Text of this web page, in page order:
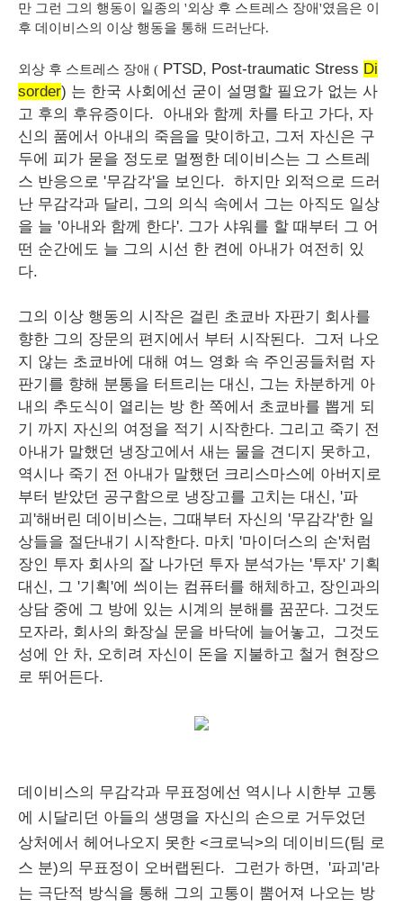
만 그런 그의 행동이 일종의 '외상 후 스트레스 장애'였음은 이
후 데이비스의 이상 행동을 통해 드러난다.
외상 후 스트레스 장애 ( PTSD, Post-traumatic Stress Di
sorder) 는 한국 사회에선 굳이 설명할 필요가 없는 사
고 후의 후유증이다. 아내와 함께 차를 타고 가다, 자
신의 품에서 아내의 죽음을 맞이하고, 그저 자신은 구
두에 피가 묻을 정도로 멀쩡한 데이비스는 그 스트레
스 반응으로 '무감각'을 보인다. 하지만 외적으로 드러
난 무감각과 달리, 그의 의식 속에서 그는 아직도 일상
을 늘 '아내와 함께 한다'. 그가 샤워를 할 때부터 그 어
떤 순간에도 늘 그의 시선 한 켠에 아내가 여전히 있
다.
그의 이상 행동의 시작은 걸린 초쿄바 자판기 회사를
향한 그의 장문의 편지에서 부터 시작된다. 그저 나오
지 않는 초쿄바에 대해 여느 영화 속 주인공들처럼 자
판기를 향해 분통을 터트리는 대신, 그는 차분하게 아
내의 추도식이 열리는 방 한 쪽에서 초쿄바를 뽑게 되
기 까지 자신의 여정을 적기 시작한다. 그리고 죽기 전
아내가 말했던 냉장고에서 새는 물을 견디지 못하고,
역시나 죽기 전 아내가 말했던 크리스마스에 아버지로
부터 받았던 공구함으로 냉장고를 고치는 대신, '파
괴'해버린 데이비스는, 그때부터 자신의 '무감각'한 일
상들을 절단내기 시작한다. 마치 '마이더스의 손'처럼
장인 투자 회사의 잘 나가던 투자 분석가는 '투자' 기획
대신, 그 '기획'에 씌이는 컴퓨터를 해체하고, 장인과의
상담 중에 그 방에 있는 시계의 분해를 꿈꾼다. 그것도
모자라, 회사의 화장실 문을 바닥에 늘어놓고, 그것도
성에 안 차, 오히려 자신이 돈을 지불하고 철거 현장으
로 뛰어든다.
데이비스의 무감각과 무표정에선 역시나 시한부 고통
에 시달리던 아들의 생명을 자신의 손으로 거두었던
상처에서 헤어나오지 못한 <크로닉>의 데이비드(팀 로
스 분)의 무표정이 오버랩된다. 그런가 하면, '파괴'라
는 극단적 방식을 통해 그의 고통이 뿜어져 나오는 방